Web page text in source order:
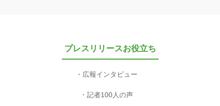
プレスリリースお役立ち
広報インタビュー
記者100人の声